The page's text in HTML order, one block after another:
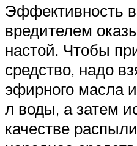
Эффективность
вредителем
настой. Чтобы
средство, надо
эфирного масла
л воды, а затем
качестве